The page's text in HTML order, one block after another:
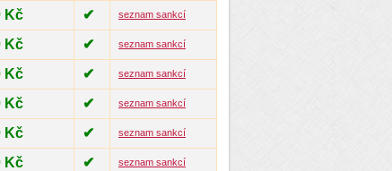
Kč ✔ seznam sankcí
Kč ✔ seznam sankcí
Kč ✔ seznam sankcí
Kč ✔ seznam sankcí
Kč ✔ seznam sankcí
Kč ✔ seznam sankcí